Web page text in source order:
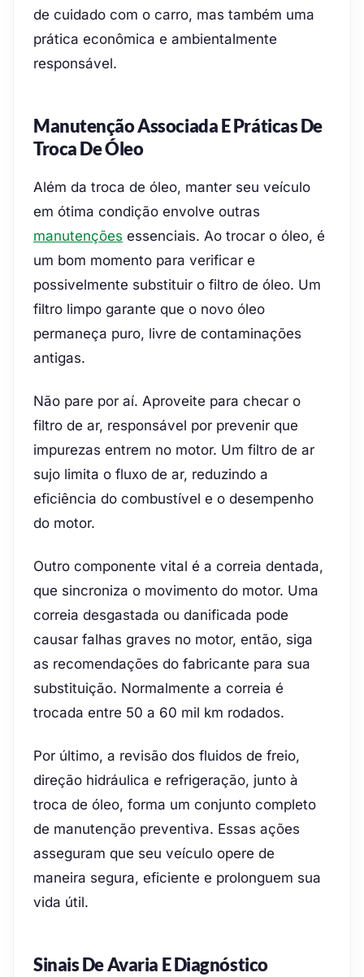
de cuidado com o carro, mas também uma
prática econômica e ambientalmente
responsável.
Manutenção Associada E Práticas De
Troca De Óleo
Além da troca de óleo, manter seu veículo
em ótima condição envolve outras
manutenções essenciais. Ao trocar o óleo, é
um bom momento para verificar e
possivelmente substituir o filtro de óleo. Um
filtro limpo garante que o novo óleo
permaneça puro, livre de contaminações
antigas.
Não pare por aí. Aproveite para checar o
filtro de ar, responsável por prevenir que
impurezas entrem no motor. Um filtro de ar
sujo limita o fluxo de ar, reduzindo a
eficiência do combustível e o desempenho
do motor.
Outro componente vital é a correia dentada,
que sincroniza o movimento do motor. Uma
correia desgastada ou danificada pode
causar falhas graves no motor, então, siga
as recomendações do fabricante para sua
substituição. Normalmente a correia é
trocada entre 50 a 60 mil km rodados.
Por último, a revisão dos fluidos de freio,
direção hidráulica e refrigeração, junto à
troca de óleo, forma um conjunto completo
de manutenção preventiva. Essas ações
asseguram que seu veículo opere de
maneira segura, eficiente e prolonguem sua
vida útil.
Sinais De Avaria E Diagnóstico